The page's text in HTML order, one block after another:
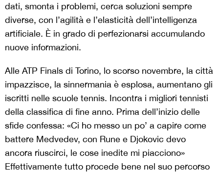
dati, smonta i problemi, cerca soluzioni sempre
diverse, con l’agilità e l’elasticità dell’intelligenza
artificiale. È in grado di perfezionarsi accumulando
nuove informazioni.
Alle ATP Finals di Torino, lo scorso novembre, la città
impazzisce, la sinnermania è esplosa, aumentano gli
iscritti nelle scuole tennis. Incontra i migliori tennisti
della classifica di fine anno. Prima dell’inizio delle
sfide confessa: «Ci ho messo un po’ a capire come
battere Medvedev, con Rune e Djokovic devo
ancora riuscirci, le cose inedite mi piacciono»
Effettivamente tutto procede bene nel suo percorso